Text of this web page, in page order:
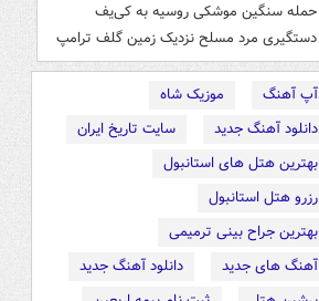
حمله سنگین موشکی روسیه به کی‌یف
دستگیری مرد مسلح نزدیک زمین گلف ترامپ
آپ آهنگ
موزیک شاه
دانلود آهنگ جدید
سایت تاریخ ایران
بهترین هتل های استانبول
رزرو هتل استانبول
بهترین جراح بینی ترمیمی
آهنگ های جدید
دانلود آهنگ جدید